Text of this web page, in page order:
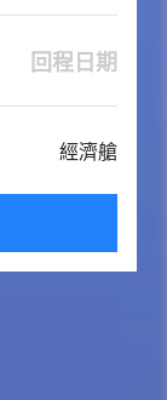
回程日期
經濟艙